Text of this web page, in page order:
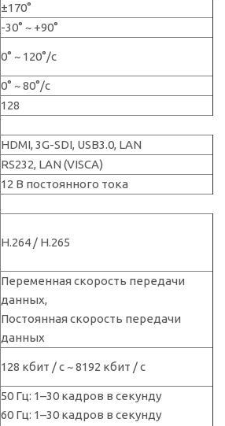
±170°
-30° ~ +90°
0° ~ 120°/с
0° ~ 80°/с
128
HDMI, 3G-SDI, USB3.0, LAN
RS232, LAN (VISCA)
12 В постоянного тока
H.264 / H.265
Переменная скорость передачи
данных,
Постоянная скорость передачи
данных
128 кбит / с ~ 8192 кбит / с
50 Гц: 1–30 кадров в секунду
60 Гц: 1–30 кадров в секунду